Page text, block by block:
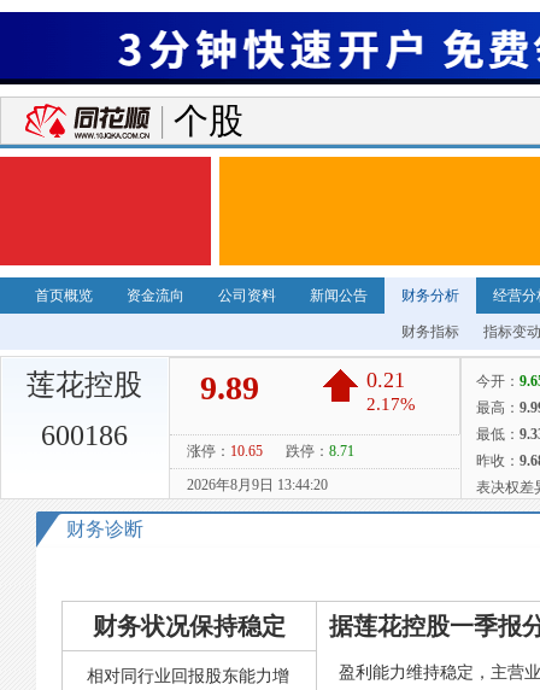
个股
首页概览 资金流向 公司资料 新闻公告 财务分析 经营分
财务指标 指标变
莲花控股
600186